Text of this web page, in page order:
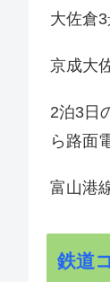
大佐倉
京成大
2泊3日
ら路面
富山港
鉄道